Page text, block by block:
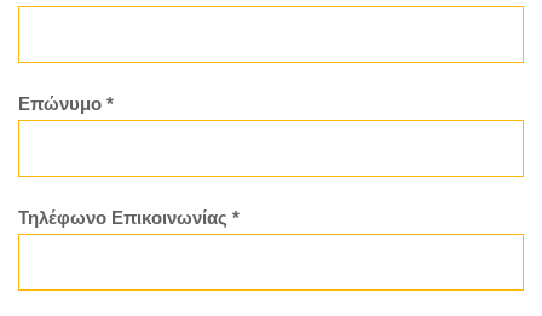
Επώνυμο *
Τηλέφωνο Επικοινωνίας *